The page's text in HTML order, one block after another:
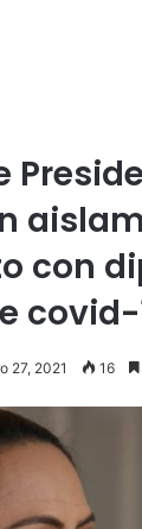
con
covid-
27, 2021 16